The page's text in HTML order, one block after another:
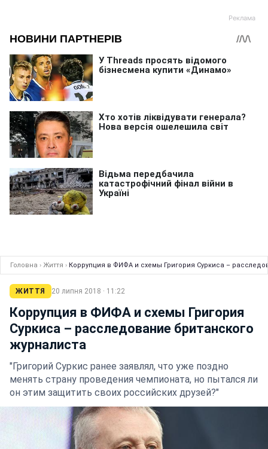
Головна › Життя › Коррупция в ФИФА и схемы Григория Суркиса –
ЖИТТЯ 20 липня 2018 · 11:22
Коррупция в ФИФА и схемы Григория
Суркиса – расследование британского
журналиста
"Григорий Суркис ранее заявлял, что уже поздно
менять страну проведения чемпионата, но пытался ли
он этим защитить своих российских друзей?"